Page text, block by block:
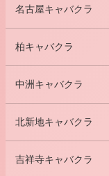
名古屋キャバクラ
柏キャバクラ
中洲キャバクラ
北新地キャバクラ
吉祥寺キャバクラ